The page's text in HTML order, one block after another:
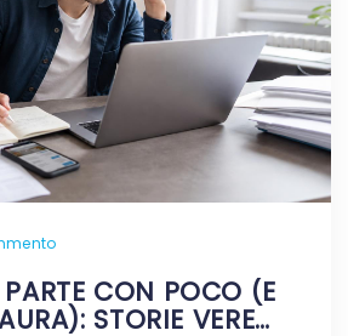
CON POCO (E
STORIE VERE